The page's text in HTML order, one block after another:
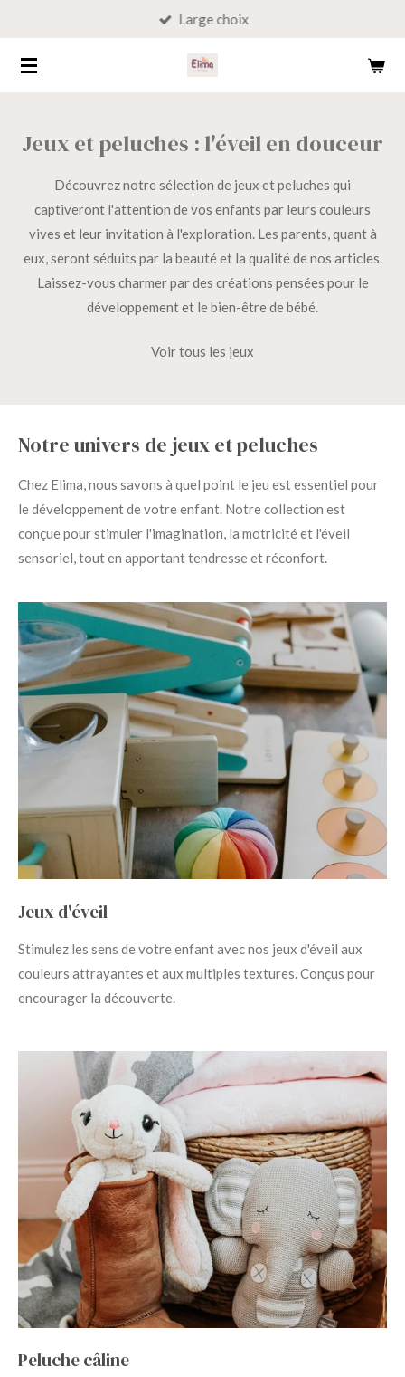
contenu
Large choix
Jeux et peluches : l'éveil en douceur
Découvrez notre sélection de jeux et peluches qui
captiveront l'attention de vos enfants par leurs couleurs
vives et leur invitation à l'exploration. Les parents, quant à
eux, seront séduits par la beauté et la qualité de nos articles.
Laissez-vous charmer par des créations pensées pour le
développement et le bien-être de bébé.
Voir tous les jeux
Notre univers de jeux et peluches
Chez Elima, nous savons à quel point le jeu est essentiel pour
le développement de votre enfant. Notre collection est
conçue pour stimuler l'imagination, la motricité et l'éveil
sensoriel, tout en apportant tendresse et réconfort.
Jeux d'éveil
Stimulez les sens de votre enfant avec nos jeux d'éveil aux
couleurs attrayantes et aux multiples textures. Conçus pour
encourager la découverte.
Peluche câline